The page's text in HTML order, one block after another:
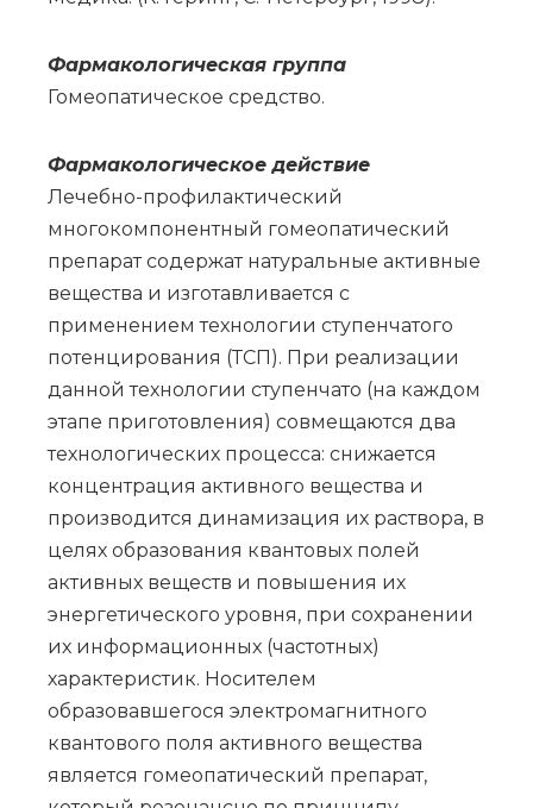
Фар­ма­ко­ло­ги­че­ская груп­па
Го­мео­па­ти­че­ское сред­ство.
Фармакологическое действие
Лечебно-профилактический
многокомпонентный гомеопатический
препарат содержат натуральные активные
вещества и изготавливается с
применением технологии ступенчатого
потенцирования (ТСП). При реализации
данной технологии ступенчато (на каждом
этапе приготовления) совмещаются два
технологических процесса: снижается
концентрация активного вещества и
производится динамизация их раствора, в
целях образования квантовых полей
активных веществ и повышения их
энергетического уровня, при сохранении
их информационных (частотных)
характеристик. Носителем
образовавшегося электромагнитного
квантового поля активного вещества
является гомеопатический препарат,